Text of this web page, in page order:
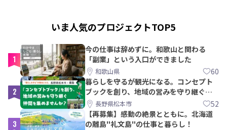
いま人気のプロジェクトTOP5
1
今の仕事は辞めずに。和歌山と関わる
「副業」という入口ができました
和歌山県 60
2
暮らしを守るが観光になる。コンセプト
ブックを創り、地域の営みを守り継ぐ仲
間を集めませんか？
長野県松本市 52
3
【再募集】感動の絶景とともに。北海道
の離島"礼文島"の仕事と暮らし！